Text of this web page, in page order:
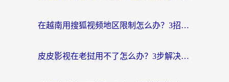
在越南用搜狐视频地区限制怎么办？3招解决海外看国内剧难题（附西瓜视频CCTV观看技巧）
皮皮影视在老挝用不了怎么办？3步解决海外看国内影视&财经的痛点